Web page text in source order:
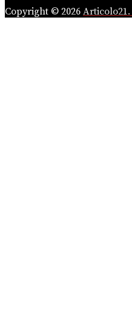
Copyright © 2026 Articolo21.